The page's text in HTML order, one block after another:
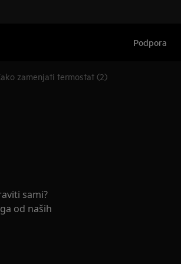
Podpora
zamenjati termostat (2)
sami?
od naših